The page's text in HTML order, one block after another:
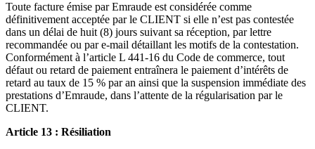
Toute facture émise par Emraude est considérée comme
définitivement acceptée par le CLIENT si elle n’est pas contestée
dans un délai de huit (8) jours suivant sa réception, par lettre
recommandée ou par e-mail détaillant les motifs de la contestation.
Conformément à l’article L 441-16 du Code de commerce, tout
défaut ou retard de paiement entraînera le paiement d’intérêts de
retard au taux de 15 % par an ainsi que la suspension immédiate des
prestations d’Emraude, dans l’attente de la régularisation par le
CLIENT.
Article 13 : Résiliation